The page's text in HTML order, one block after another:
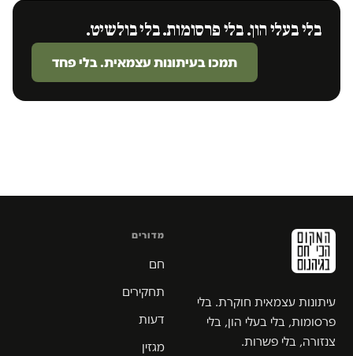
בלי בעלי הון. בלי פרסומות. בלי בולשיט.
תמכו בעיתונות עצמאית. בלי פחד
עיתונות עצמאית חוקרת. בלי
פרסומות, בלי בעלי הון, בלי
צנזורה, בלי פשרות.
מדורים
חם
תחקירים
דעות
מגזין